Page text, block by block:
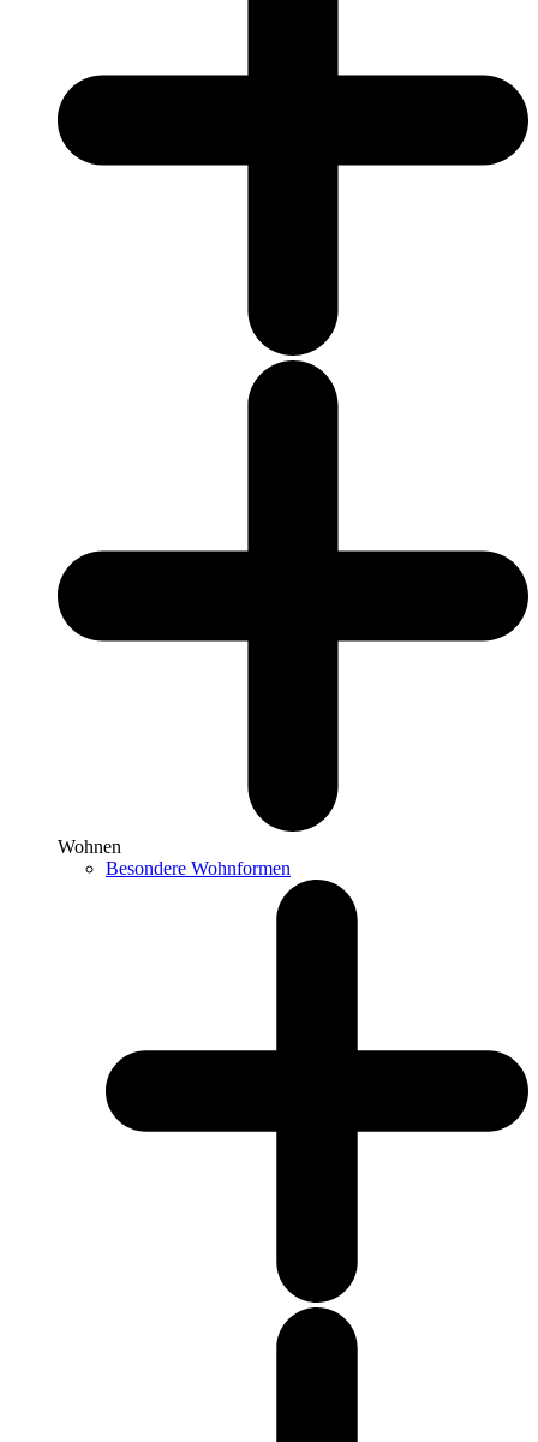
Wohnen
Besondere Wohnformen